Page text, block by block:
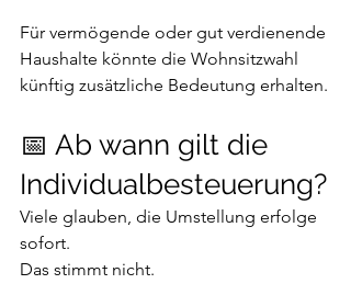
Für vermögende oder gut verdienende
Haushalte könnte die Wohnsitzwahl
künftig zusätzliche Bedeutung erhalten.
📅 Ab wann gilt die
Individualbesteuerung?
Viele glauben, die Umstellung erfolge
sofort.
Das stimmt nicht.